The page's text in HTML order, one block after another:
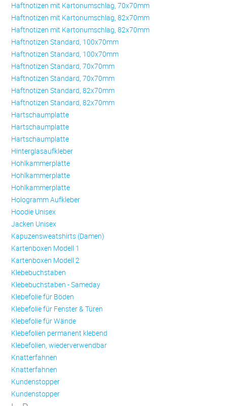
Haftnotizen mit Kartonumschlag, 70x70mm
Haftnotizen mit Kartonumschlag, 82x70mm
Haftnotizen mit Kartonumschlag, 82x70mm
Haftnotizen Standard, 100x70mm
Haftnotizen Standard, 100x70mm
Haftnotizen Standard, 70x70mm
Haftnotizen Standard, 70x70mm
Haftnotizen Standard, 82x70mm
Haftnotizen Standard, 82x70mm
Hartschaumplatte
Hartschaumplatte
Hartschaumplatte
Hinterglasaufkleber
Hohlkammerplatte
Hohlkammerplatte
Hohlkammerplatte
Hologramm Aufkleber
Hoodie Unisex
Jacken Unisex
Kapuzensweatshirts (Damen)
Kartenboxen Modell 1
Kartenboxen Modell 2
Klebebuchstaben
Klebebuchstaben - Sameday
Klebefolie für Böden
Klebefolie für Fenster & Türen
Klebefolie für Wände
Klebefolien permanent klebend
Klebefolien, wiederverwendbar
Knatterfahnen
Knatterfahnen
Kundenstopper
Kundenstopper